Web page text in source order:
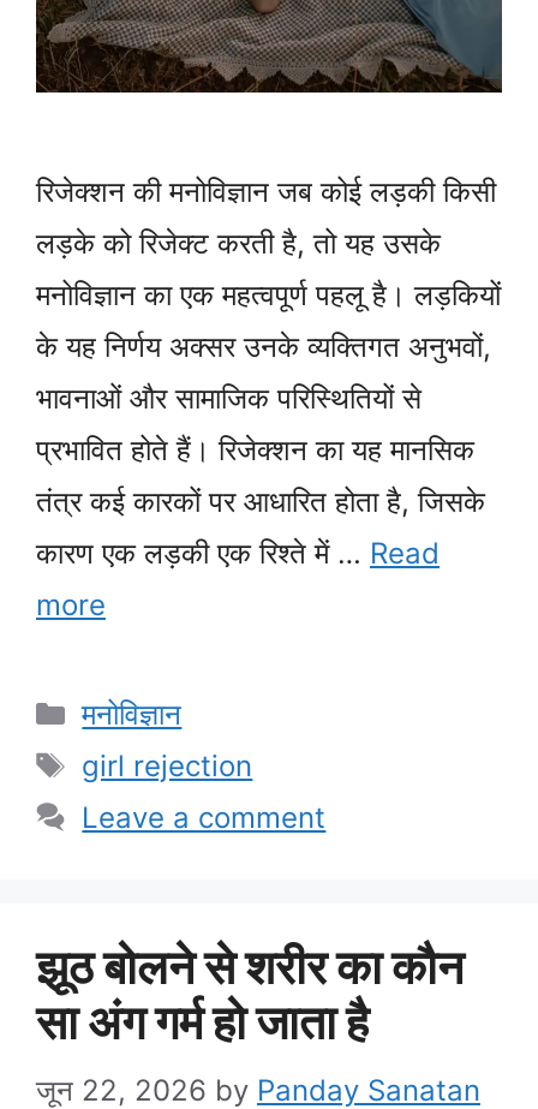
रिजेक्शन की मनोविज्ञान जब कोई लड़की किसी
लड़के को रिजेक्ट करती है, तो यह उसके
मनोविज्ञान का एक महत्वपूर्ण पहलू है। लड़कियों
के यह निर्णय अक्सर उनके व्यक्तिगत अनुभवों,
भावनाओं और सामाजिक परिस्थितियों से
प्रभावित होते हैं। रिजेक्शन का यह मानसिक
तंत्र कई कारकों पर आधारित होता है, जिसके
कारण एक लड़की एक रिश्ते में … Read
more
Categories
मनोविज्ञान
Tags
girl rejection
Leave a comment
झूठ बोलने से शरीर का कौन
सा अंग गर्म हो जाता है
जून 22, 2026 by Panday Sanatan